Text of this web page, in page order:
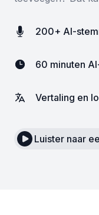
200+ AI-
60 minuten
Vertaling en
Luister naar